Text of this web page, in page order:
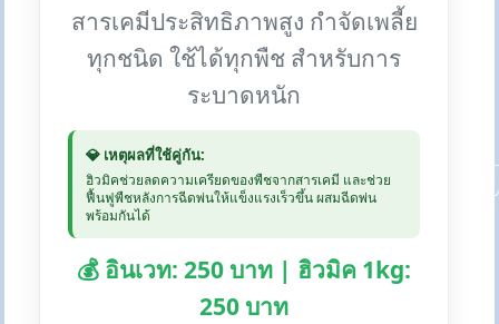
สารเคมีประสิทธิภาพสูง กำจัดเพลี้ย
ทุกชนิด ใช้ได้ทุกพืช สำหรับการ
ระบาดหนัก
💎 เหตุผลที่ใช้คู่กัน:
ฮิวมิคช่วยลดความเครียดของพืชจากสารเคมี และช่วย
ฟื้นฟูพืชหลังการฉีดพ่นให้แข็งแรงเร็วขึ้น ผสมฉีดพ่น
พร้อมกันได้
💰 อินเวท: 250 บาท | ฮิวมิค 1kg:
250 บาท